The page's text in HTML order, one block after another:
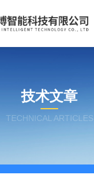
技术文章
TECHNICAL ARTICLES